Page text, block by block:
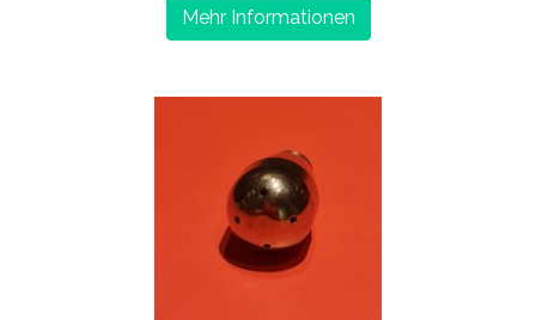
Mehr Informationen